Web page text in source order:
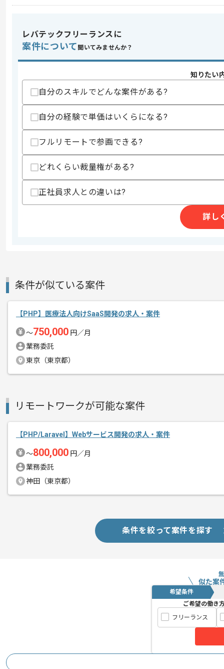
特徴
スキル
求めるスキル
・CakePHPを用いたWebアプリまたは
歓迎スキル
・AWSなどパブリッククラウド上での
・ドメイン駆動設計の知識または経験
・スクラム開発の経験
・CI/CD環境構築の経験
スキルに不安がある方へ
その他募集要項
商談回数
メント
2017年から海外にもサービスを拡大し
よりよいサービスの提供を目指して、
レバテックフリーランスに
案件について 聞いてみませんか？
知りたい
自分のスキルでどんな案件がある?
自分の経験で単価はいくらになる?
フルリモートで参画できる?
どれくらい裁量権がある?
正社員求人との違いは?
詳し
条件が似ている案件
【PHP】医療法人向けSaaS開発の求人・案件
〜750,000 円／月
業務委託
東京（東京都）
リモートワークが可能な案件
【PHP/Laravel】Webサービス開発の求人・案件
〜800,000 円／月
業務委託
神田（東京都）
条件を絞って案件を探す
似た案
希望条件
ご希望の働き
フリーランス